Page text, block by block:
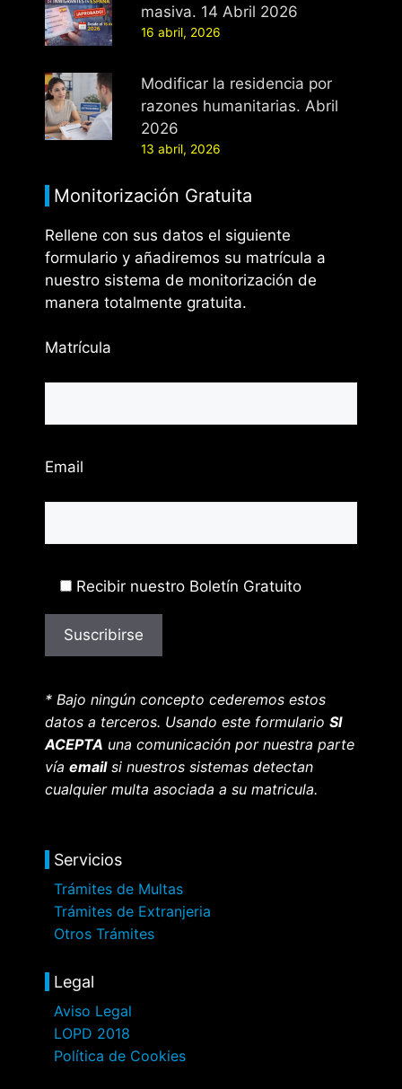
masiva. 14 Abril 2026
16 abril, 2026
Modificar la residencia por
razones humanitarias. Abril
2026
13 abril, 2026
Monitorización Gratuita
Rellene con sus datos el siguiente
formulario y añadiremos su matrícula a
nuestro sistema de monitorización de
manera totalmente gratuita.
Matrícula
Email
Recibir nuestro Boletín Gratuito
* Bajo ningún concepto cederemos estos
datos a terceros. Usando este formulario SI
ACEPTA una comunicación por nuestra parte
vía emailsi nuestros sistemas detectan
cualquier multa asociada a su matricula.
Servicios
Trámites de Multas
Trámites de Extranjeria
Otros Trámites
Legal
Aviso Legal
LOPD 2018
Política de Cookies